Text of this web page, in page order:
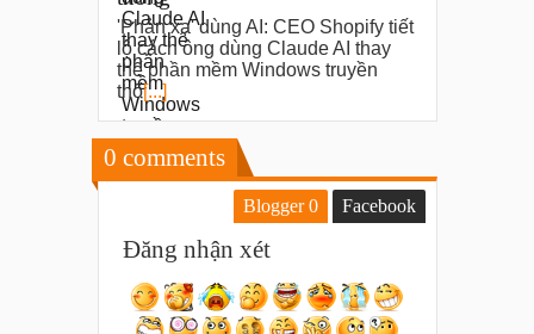
'Phản xạ' dùng AI: CEO Shopify tiết
lộ cách ông dùng Claude AI thay
thế phần mềm Windows truyền
thố[...]
0 comments
Blogger0 Facebook
Đăng nhận xét